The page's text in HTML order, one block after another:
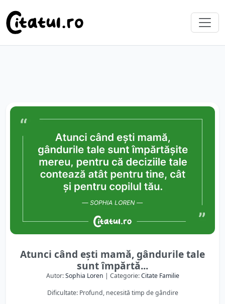
Atunci când ești mamă, gândurile tale
sunt împărtă...
Autor:Sophia Loren | Categorie:Citate Familie
Dificultate: Profund, necesită timp de gândire